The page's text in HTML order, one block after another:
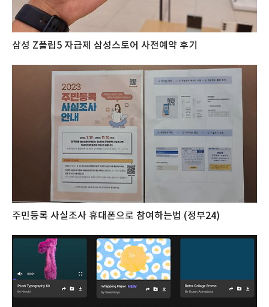
삼성 Z플립5 자급제 삼성스토어 사전예약 후기
주민등록 사실조사 휴대폰으로 참여하는법 (정부24)